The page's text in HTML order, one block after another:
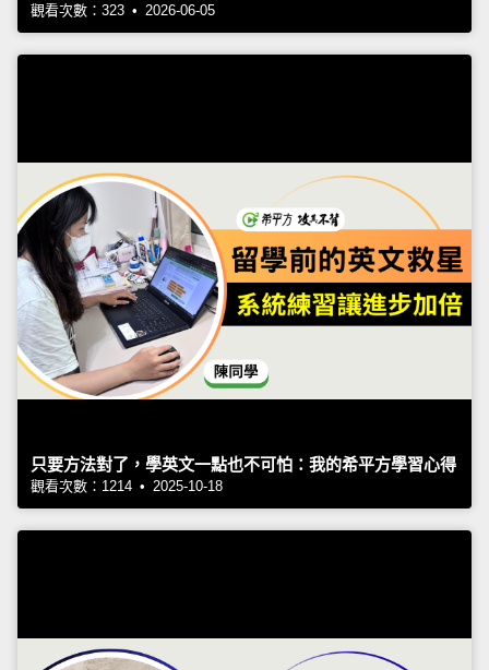
觀看次數：323 • 2026-06-05
只要方法對了，學英文一點也不可怕：我的希平方學習心得
觀看次數：1214 • 2025-10-18